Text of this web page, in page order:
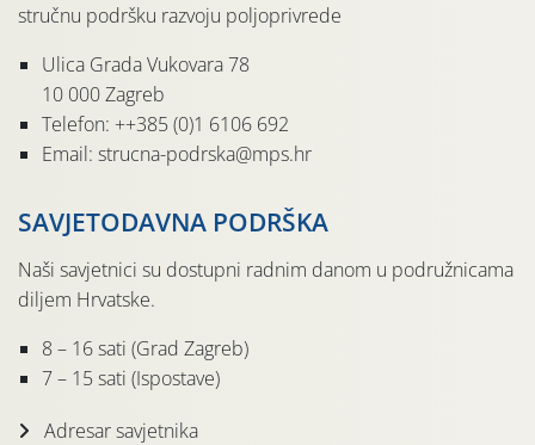
stručnu podršku razvoju poljoprivrede
Ulica Grada Vukovara 78
10 000 Zagreb
Telefon: ++385 (0)1 6106 692
Email: strucna-podrska@mps.hr
SAVJETODAVNA PODRŠKA
Naši savjetnici su dostupni radnim danom u podružnicama
diljem Hrvatske.
8 – 16 sati (Grad Zagreb)
7 – 15 sati (Ispostave)
Adresar savjetnika